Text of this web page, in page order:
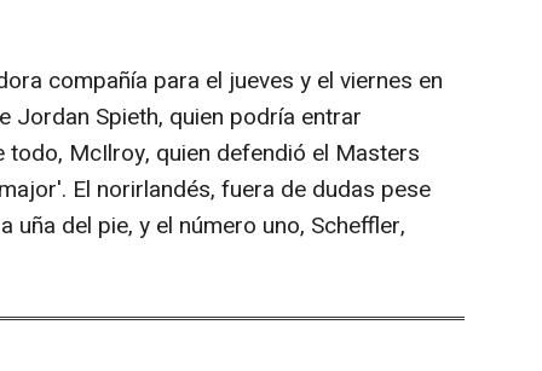
compañía para el jueves y el viernes en
Jordan Spieth, quien podría entrar
todo, McIlroy, quien defendió el Masters
El norirlandés, fuera de dudas pese
uña del pie, y el número uno, Scheffler,